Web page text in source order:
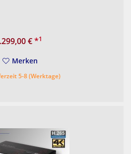
€*1
Merken
5-8 (Werktage)